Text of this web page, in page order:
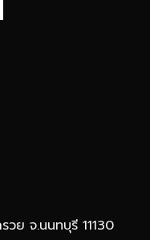
ย จ.นนทบุรี 11130